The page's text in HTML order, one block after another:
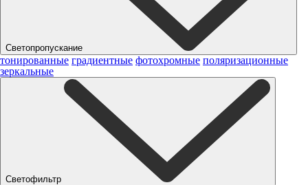
Светопропускание
тонированные градиентные фотохромные поляризационные
зеркальные
Светофильтр